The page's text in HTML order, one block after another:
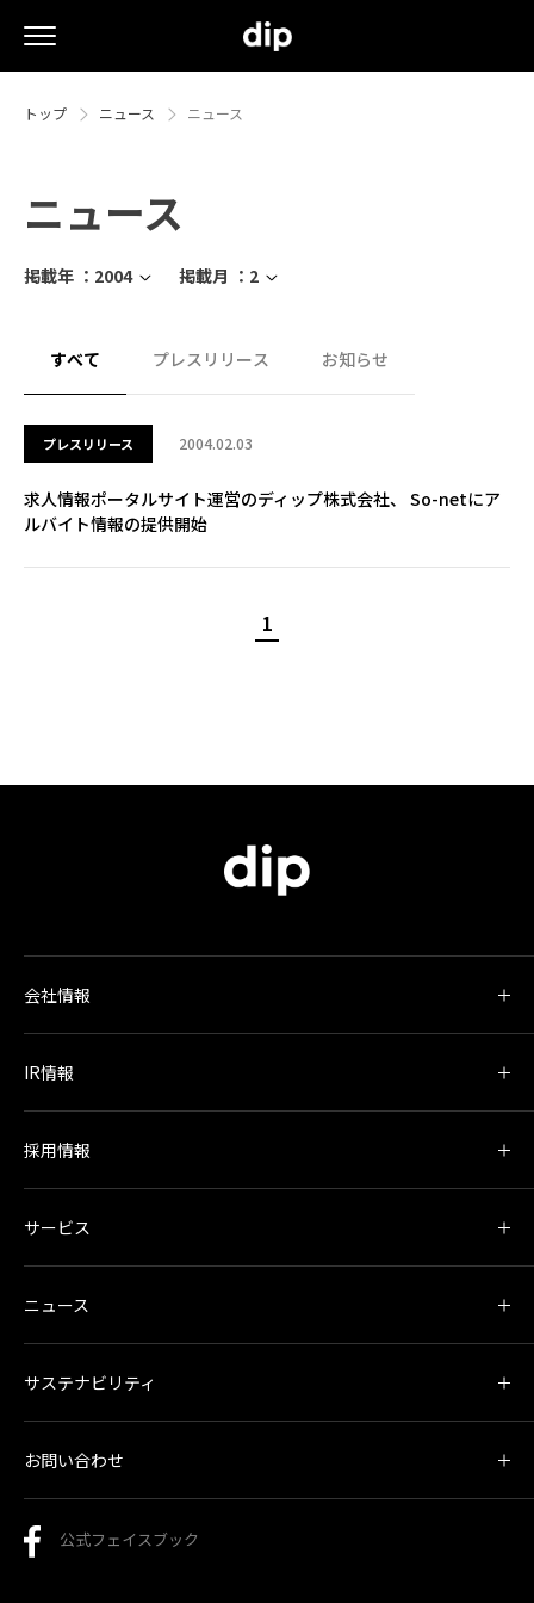
トップ ニュース ニュース
ニュース
掲載年 ： 2004 掲載月 ： 2
すべて プレスリリース お知らせ
プレスリリース 2004.02.03
求人情報ポータルサイト運営のディップ株式会社、 So-netにア
ルバイト情報の提供開始
1
会社情報
IR情報
採用情報
サービス
ニュース
サステナビリティ
お問い合わせ
公式フェイスブック